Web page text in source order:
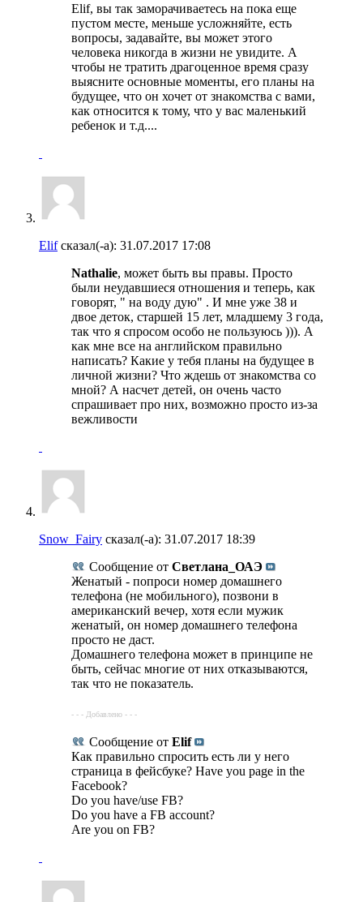
Elif, вы так заморачиваетесь на пока еще
пустом месте, меньше усложняйте, есть
вопросы, задавайте, вы может этого
человека никогда в жизни не увидите. А
чтобы не тратить драгоценное время сразу
выясните основные моменты, его планы на
будущее, что он хочет от знакомства с вами,
как относится к тому, что у вас маленький
ребенок и т.д....
Elifсказал(-а): 31.07.2017 17:08
Nathalie, может быть вы правы. Просто
были неудавшиеся отношения и теперь, как
говорят, " на воду дую" . И мне уже 38 и
двое деток, старшей 15 лет, младшему 3 года,
так что я спросом особо не пользуюсь ))). А
как мне все на английском правильно
написать? Какие у тебя планы на будущее в
личной жизни? Что ждешь от знакомства со
мной? А насчет детей, он очень часто
спрашивает про них, возможно просто из-за
вежливости
Snow_Fairy сказал(-а): 31.07.2017 18:39
Сообщение от Светлана_ОАЭ
Женатый - попроси номер домашнего
телефона (не мобильного), позвони в
американский вечер, хотя если мужик
женатый, он номер домашнего телефона
просто не даст.
Домашнего телефона может в принципе не
быть, сейчас многие от них отказываются,
так что не показатель.
- - - Добавлено - - -
Сообщение от Elif
Как правильно спросить есть ли у него
страница в фейсбуке? Have you page in the
Facebook?
Do you have/use FB?
Do you have a FB account?
Are you on FB?